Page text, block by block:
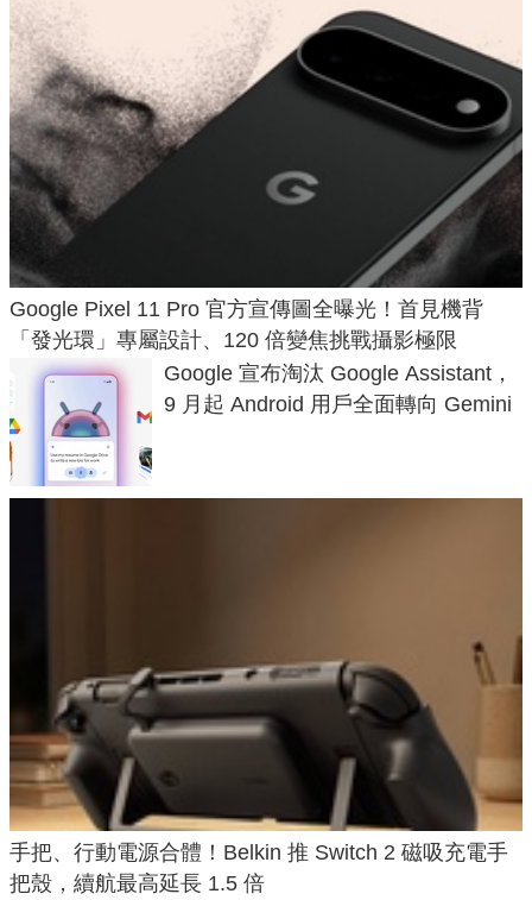
Google Pixel 11 Pro 官方宣傳圖全曝光！首見機背
「發光環」專屬設計、120 倍變焦挑戰攝影極限
Google 宣布淘汰 Google Assistant，
9 月起 Android 用戶全面轉向 Gemini
手把、行動電源合體！Belkin 推 Switch 2 磁吸充電手
把殼，續航最高延長 1.5 倍